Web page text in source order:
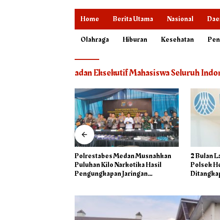
Home Berita Utama Nasional
Olahraga
Hiburan Kesehatan
adan Eksekutif Mahasiswa Seluruh
2 Bulan Laporan Pengeroyokan di
Polsek Helvetia, Pelaku Tidak
Ditangkap, Pengacara Korban:
Fakta
THM